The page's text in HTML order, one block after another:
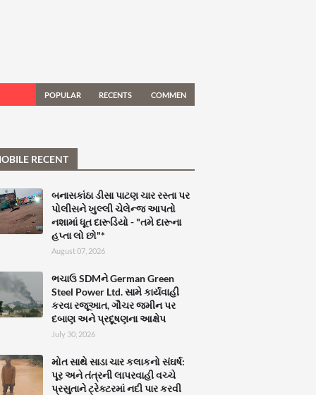
POPULAR RECENTS COMMEN
RECENT
બનાસકાંઠા ડીસા પાટણ ચાર રસ્તા પર
પોલીસને ખુલ્લી ચેલેન્જ આપતો
નશામાં ધૂત દારૂડિયો - "તમે દારૂના
હપ્તા લો છો"*
August 07, 2026
ભચાઉ SDMને German Green
Steel Power Ltd. સામે કાર્યવાહી
કરવા રજૂઆત, ગૌચર જમીન પર
દબાણ અને પ્રદૂષણના આક્ષેપ
July 30, 2026
મોત સાથે સાડા ચાર કલાકનો સંઘર્ષ:
પૂર અને તંત્રની લાપરવાહી વચ્ચે
પ્રસુતાને ટ્રેક્ટરમાં નદી પાર કરવી